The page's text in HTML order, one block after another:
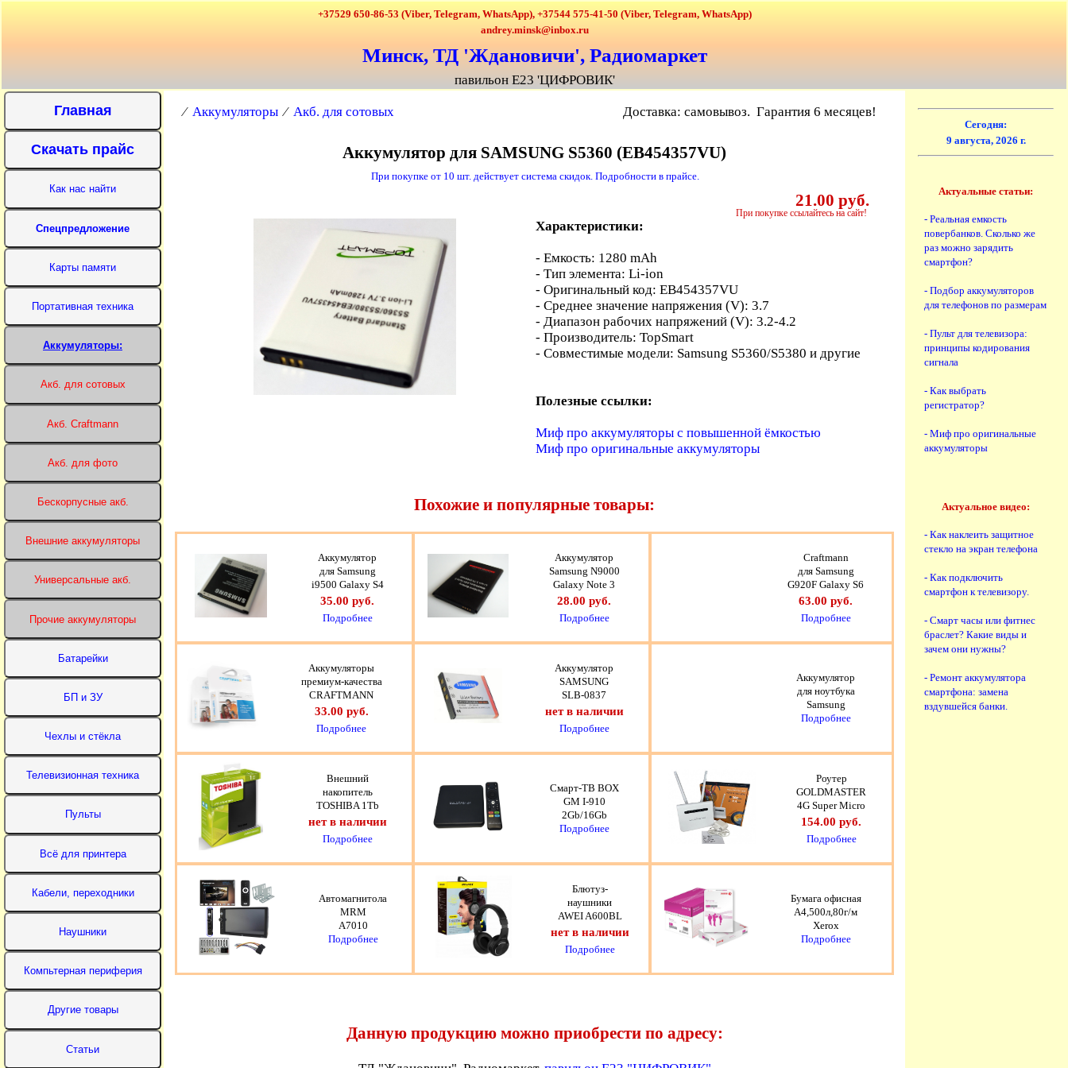
+37529 650-86-53 (Viber, Telegram, WhatsApp), +37544 575-41-50 (Viber, Telegram, WhatsApp)
andrey.minsk@inbox.ru
Минск, ТД 'Ждановичи', Радиомаркет
павильон Е23 'ЦИФРОВИК'
⁄ Аккумуляторы ⁄ Акб. для сотовых Доставка: самовывоз. Гарантия 6 месяцев!
Аккумулятор для SAMSUNG S5360 (EB454357VU)
При покупке от 10 шт. действует система скидок. Подробности в прайсе.
21.00 руб.
При покупке ссылайтесь на сайт!
Характеристики:
- Емкость: 1280 mAh
- Тип элемента: Li-ion
- Оригинальный код: EB454357VU
- Среднее значение напряжения (V): 3.7
- Диапазон рабочих напряжений (V): 3.2-4.2
- Производитель: TopSmart
- Совместимые модели: Samsung S5360/S5380 и другие
Полезные ссылки:
Миф про аккумуляторы с повышенной ёмкостью
Миф про оригинальные аккумуляторы
Похожие и популярные товары:
Аккумулятор
для Samsung
i9500 Galaxy S4
35.00 руб.
Подробнее
Аккумулятор
Samsung N9000
Galaxy Note 3
28.00 руб.
Подробнее
Craftmann
для Samsung
G920F Galaxy S6
63.00 руб.
Подробнее
Аккумуляторы
премиум-качества
CRAFTMANN
33.00 руб.
Подробнее
Аккумулятор
SAMSUNG
SLB-0837
нет в наличии
Подробнее
Аккумулятор
для ноутбука
Samsung
Подробнее
Внешний
накопитель
TOSHIBA 1Tb
нет в наличии
Подробнее
Смарт-ТВ BOX
GM I-910
2Gb/16Gb
Подробнее
Роутер
GOLDMASTER
4G Super Micro
154.00 руб.
Подробнее
Автомагнитола
MRM
A7010
Подробнее
Блютуз-
наушники
AWEI A600BL
нет в наличии
Подробнее
Бумага офисная
A4,500л,80г/м
Xerox
Подробнее
Данную продукцию можно приобрести по адресу:
Сегодня:
9 августа, 2026 г.
Актуальные статьи:
- Реальная емкость
повербанков. Сколько же
раз можно зарядить
смартфон?
- Подбор аккумуляторов
для телефонов по размерам
- Пульт для телевизора:
принципы кодирования
сигнала
- Как выбрать
регистратор?
- Миф про оригинальные
аккумуляторы
Актуальное видео:
- Как наклеить защитное
стекло на экран телефона
- Как подключить
смартфон к телевизору.
- Смарт часы или фитнес
браслет? Какие виды и
зачем они нужны?
- Ремонт аккумулятора
смартфона: замена
вздувшейся банки.